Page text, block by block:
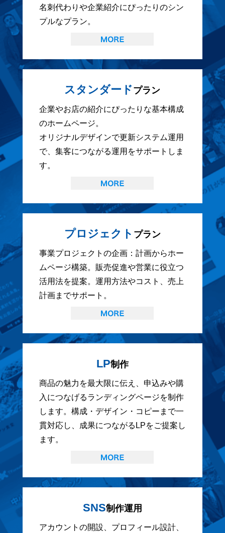
名刺代わりや企業紹介にぴったりのシン
プルなプラン。
スタンダードプラン
企業やお店の紹介にぴったりな基本構成
のホームページ。
オリジナルデザインで更新システム運用
で、集客につながる運用をサポートしま
す。
プロジェクト プラン
事業プロジェクトの企画：計画からホー
ムページ構築。販売促進や営業に役立つ
活用法を提案。運用方法やコスト、売上
計画までサポート。
LP制作
商品の魅力を最大限に伝え、申込みや購
入につなげるランディングページを制作
します。構成・デザイン・コピーまで一
貫対応し、成果につながるLPをご提案し
ます。
SNS制作運用
アカウントの開設、プロフィール設計、